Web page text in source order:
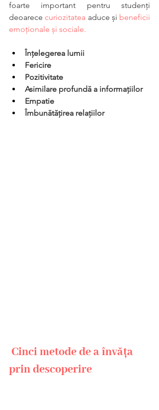
foarte important pentru studenți
deoarece curiozitatea aduce și beneficii
emoționale și sociale.
Înțelegerea lumii
Fericire
Pozitivitate
Asimilare profundă a informațiilor
Empatie
Îmbunătățirea relațiilor
prin descoperire